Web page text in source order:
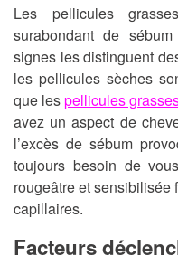
Les pellicules
surabondant de
signes les distinguent
les pellicules sèches
que lespellicules
avez un aspect de
l’excès de sébum
toujours besoin de
rougeâtre et sensibilisée
capillaires.
Facteurs